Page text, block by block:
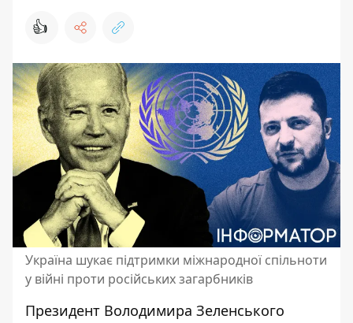
👍
Україна шукає підтримки міжнародної спільноти
у війні проти російських загарбників
Президент Володимира Зеленського